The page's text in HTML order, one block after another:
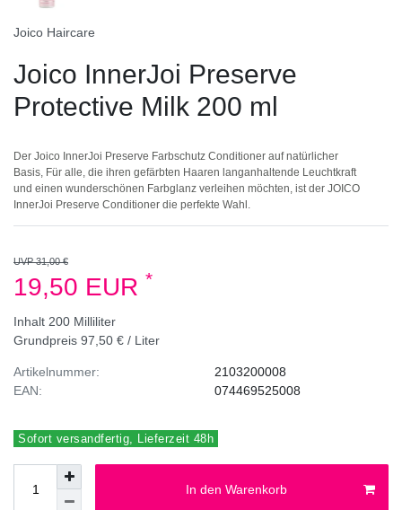
Joico Haircare
Joico InnerJoi Preserve
Protective Milk 200 ml
Der Joico InnerJoi Preserve Farbschutz Conditioner auf natürlicher
Basis, Für alle, die ihren gefärbten Haaren langanhaltende Leuchtkraft
und einen wunderschönen Farbglanz verleihen möchten, ist der JOICO
InnerJoi Preserve Conditioner die perfekte Wahl.
UVP 31,00 €
19,50 EUR *
Inhalt 200 Milliliter
Grundpreis 97,50 € / Liter
Artikelnummer:
EAN:
2103200008
074469525008
Sofort versandfertig, Lieferzeit 48h
In den Warenkorb